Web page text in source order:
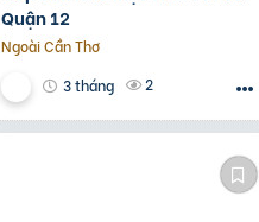
Quận 12
Ngoài Cần Thơ
3 tháng
2